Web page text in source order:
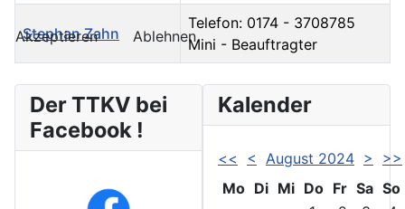
Stephan Zahn
Telefon: 0174 - 3708785
Mini - Beauftragter
Der TTKV bei
Facebook !
Kalender
<< < August 2024 >
>>
Mo Di Mi Do Fr Sa So
Akzeptieren Ablehnen